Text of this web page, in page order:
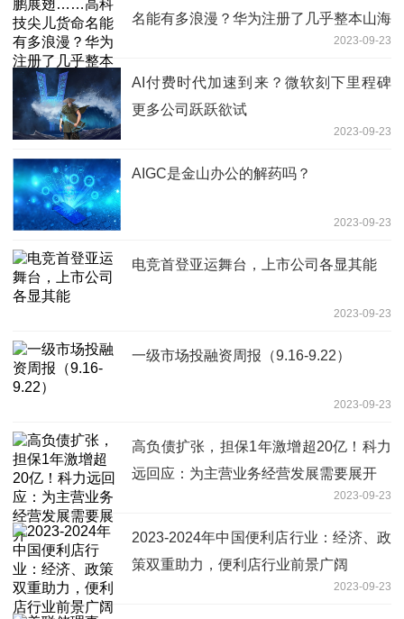
名能有多浪漫？华为注册了几乎整本山海
2023-09-23
AI付费时代加速到来？微软刻下里程碑
更多公司跃跃欲试
2023-09-23
AIGC是金山办公的解药吗？
2023-09-23
电竞首登亚运舞台，上市公司各显其能
2023-09-23
一级市场投融资周报（9.16-9.22）
2023-09-23
高负债扩张，担保1年激增超20亿！科力
远回应：为主营业务经营发展需要展开
2023-09-23
2023-2024年中国便利店行业：经济、政
策双重助力，便利店行业前景广阔
2023-09-23